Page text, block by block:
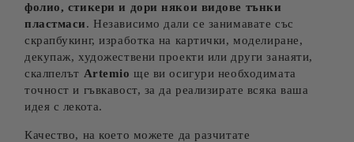
фолио, стикери и дори някои видове тънки
пластмаси. Независимо дали се занимавате със
скрапбукинг, изработка на картички, моделиране,
декупаж, художествени проекти или други занаяти,
скалпелът Artemio ще ви осигури необходимата
точност и гъвкавост, за да реализирате всяка ваша
идея с лекота.
Качество, на което можете да разчитате